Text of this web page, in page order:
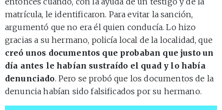
matrícula, le identificaron. Para evitar la sanción,
argumentó que no era él quien conducía. Lo hizo
gracias a su hermano, policía local de la localidad, que
creó unos documentos que probaban que justo un
día antes le habían sustraído el quad y lo había
denunciado. Pero se probó que los documentos de la
denuncia habían sido falsificados por su hermano.